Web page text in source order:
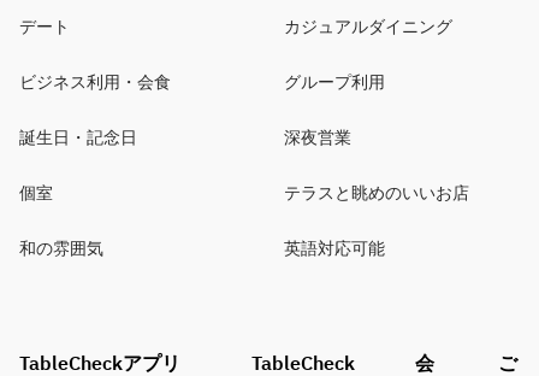
デート カジュアルダイニング
ビジネス利用・会食 グループ利用
誕生日・記念日 深夜営業
個室 テラスと眺めのいいお店
和の雰囲気 英語対応可能
TableCheckアプリ TableCheck
会
ご